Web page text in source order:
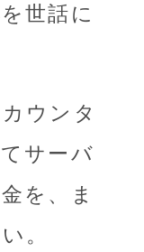
世話に
ウンタ
サーバ
を、ま
。